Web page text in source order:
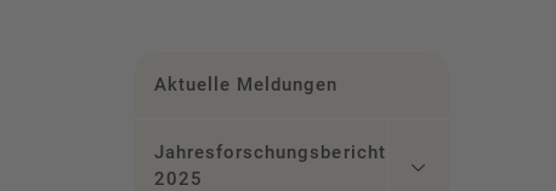
Aktuelle Meldungen
Jahresforschungsbericht
2025